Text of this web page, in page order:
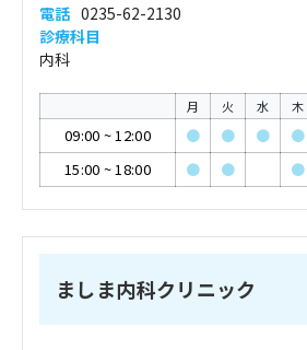
電話 0235-62-2130
診療科目
内科
月 火 水 木
09:00 ~12:00 ● ● ● ●
15:00 ~18:00 ● ● ●
ましま内科クリニック